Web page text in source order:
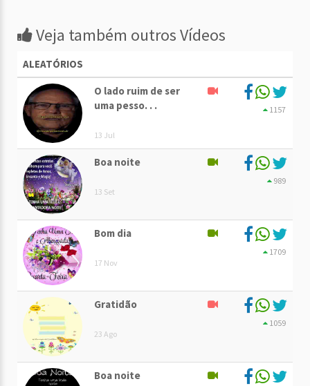
Veja também outros Vídeos
ALEATÓRIOS
O lado ruim de ser
uma pesso. . .
13 Jul
1157
Boa noite
13 Set
989
Bom dia
17 Nov
1709
Gratidão
23 Ago
1059
Boa noite